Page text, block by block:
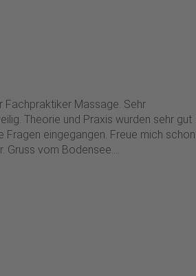
Fachpraktiker Massage. Sehr
Theorie und Praxis wurden sehr gut
Fragen eingegangen. Freue mich schon
Gruss vom Bodensee....